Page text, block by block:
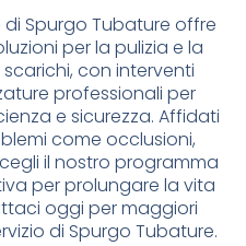
di Spurgo Tubature offre
per la pulizia e la
con interventi
professionali per
e sicurezza. Affidati
come occlusioni,
il nostro programma
per prolungare la vita
oggi per maggiori
di Spurgo Tubature.